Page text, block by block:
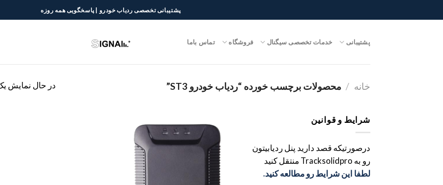
to
پشتیبانی تخصصی ردیاب خودرو | پاسخگویی همه روزه
پشتیبانی خدمات تخصصی سیگنال فروشگاه تماس باما
خانه / محصولات برچسب خورده “ردیاب خودرو ST3” در حال نمایش
شرایط و قوانین
درصورتیکه قصد دارید پنل ردیابیتون
رو به Tracksolidpro منتقل کنید
لطفا این شرایط رو مطالعه کنید.